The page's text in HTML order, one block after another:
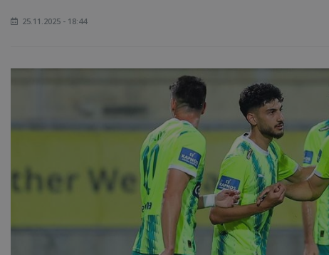
25.11.2025 - 18:44